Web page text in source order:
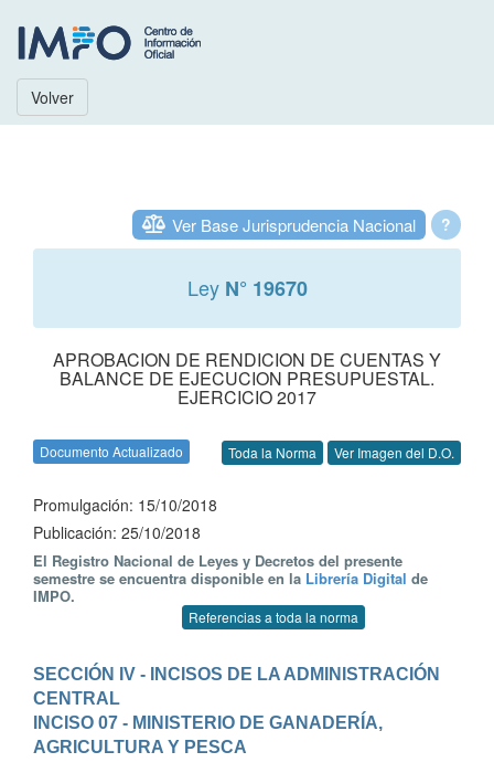
Volver
?
Ver Base Jurisprudencia Nacional
Ley N° 19670
APROBACION DE RENDICION DE CUENTAS Y
BALANCE DE EJECUCION PRESUPUESTAL.
EJERCICIO 2017
Documento Actualizado Toda la Norma Ver Imagen del D.O.
Promulgación: 15/10/2018
Publicación: 25/10/2018
El Registro Nacional de Leyes y Decretos del presente
semestre se encuentra disponible en la Librería Digital de
IMPO.
Referencias a toda la norma
SECCIÓN IV - INCISOS DE LA ADMINISTRACIÓN
CENTRAL
INCISO 07 - MINISTERIO DE GANADERÍA,
AGRICULTURA Y PESCA